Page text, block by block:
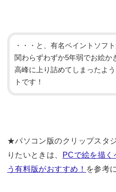
・・・と、有名ペイントソフ
関わらずわずか5年弱でお絵か
高峰に上り詰めてしまったよ
トです！
★パソコン版のクリップスタ
りたいときは、 PCで絵を描く
う有料版がおすすめ！ を参考